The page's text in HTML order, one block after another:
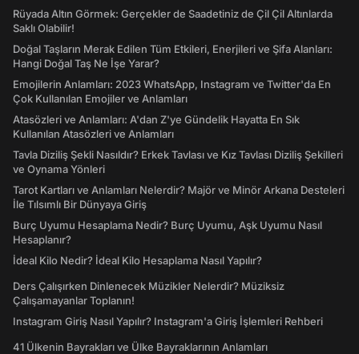
Rüyada Altın Görmek: Gerçekler de Saadetiniz de Çil Çil Altınlarda
Saklı Olabilir!
Doğal Taşların Merak Edilen Tüm Etkileri, Enerjileri ve Şifa Alanları:
Hangi Doğal Taş Ne İşe Yarar?
Emojilerin Anlamları: 2023 WhatsApp, Instagram ve Twitter'da En
Çok Kullanılan Emojiler ve Anlamları
Atasözleri ve Anlamları: A'dan Z'ye Gündelik Hayatta En Sık
Kullanılan Atasözleri ve Anlamları
Tavla Diziliş Şekli Nasıldır? Erkek Tavlası ve Kız Tavlası Diziliş Şekilleri
ve Oynama Yönleri
Tarot Kartları ve Anlamları Nelerdir? Majör ve Minör Arkana Desteleri
İle Tılsımlı Bir Dünyaya Giriş
Burç Uyumu Hesaplama Nedir? Burç Uyumu, Aşk Uyumu Nasıl
Hesaplanır?
İdeal Kilo Nedir? İdeal Kilo Hesaplama Nasıl Yapılır?
Ders Çalışırken Dinlenecek Müzikler Nelerdir? Müziksiz
Çalışamayanlar Toplanın!
Instagram Giriş Nasıl Yapılır? Instagram'a Giriş İşlemleri Rehberi
41 Ülkenin Bayrakları ve Ülke Bayraklarının Anlamları